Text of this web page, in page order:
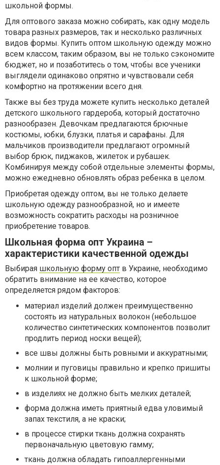
школьной формы.
Для оптового заказа можно собирать, как одну модель
товара разных размеров, так и несколько различных
видов формы. Купить оптом школьную одежду можно
всем классом, таким образом, вы не только сэкономите
бюджет, но и позаботитесь о том, чтобы все ученики
выглядели одинаково опрятно и чувствовали себя
комфортно на протяжении всего дня.
Также вы без труда можете купить несколько деталей
детского школьного гардероба, который достаточно
разнообразен. Девочкам предлагаются брючные
костюмы, юбки, блузки, платья и сарафаны. Для
мальчиков производители предлагают огромный
выбор брюк, пиджаков, жилеток и рубашек.
Комбинируя между собой отдельные элементы формы,
можно ежедневно обновлять образ ребенка в целом.
Приобретая одежду оптом, вы не только делаете
школьную одежду разнообразной, но и имеете
возможность сократить расходы на розничное
приобретение товаров.
Школьная форма опт Украина –
характеристики качественной одежды
Выбирая школьную форму опт в Украине, необходимо
обратить внимание на ее качество, которое
определяется рядом факторов:
материал изделий должен преимущественно
состоять из натуральных волокон (небольшое
количество синтетических компонентов позволит
продлить период носки вещей);
все швы должны быть ровными и аккуратными;
молнии и пуговицы правильно и крепко пришиты
к школьной форме;
в изделиях не должно быть мелких деталей;
форма должна иметь приятный едва уловимый
запах текстиля, а не краски;
в процессе стирки ткань должна сохранять
первоначальную цветовую гамму;
ткань должна обладать гипоаллергенными